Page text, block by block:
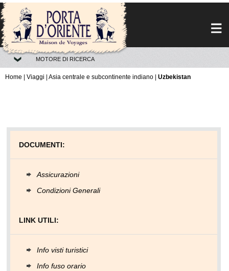
MOTORE DI RICERCA
Home Viaggi Asia centrale e subcontinente indiano Uzbekistan
DOCUMENTI:
Assicurazioni
Condizioni Generali
LINK UTILI:
Info visti turistici
Info fuso orario